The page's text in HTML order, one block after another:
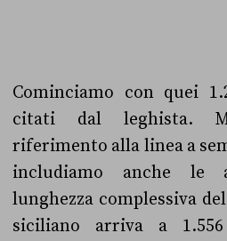
Cominciamo con quei
citati dal leghista.
riferimento alla linea a
includiamo anche le
lunghezza complessiva
siciliano arriva a